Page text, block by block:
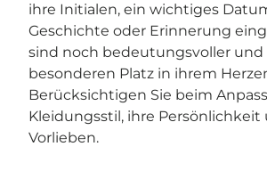
ihre Initialen, ein wichtiges
Geschichte oder Erinnerung
sind noch bedeutungsvoller
besonderen Platz in ihrem
Berücksichtigen Sie beim
Kleidungsstil, ihre Persönlichkeit
Vorlieben.